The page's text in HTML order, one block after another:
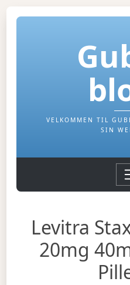
VELKOMMEN TIL
SIN
Levitra
20mg